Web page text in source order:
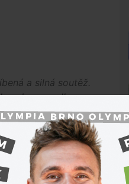
a silná soutěž.
sebe zapadlo a
k tomu patří,"uvedl
zpomalovacího
třech měřených